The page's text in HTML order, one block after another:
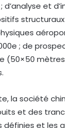
d’analyse et
; de
(50×50
la société
et des
définies et les